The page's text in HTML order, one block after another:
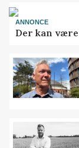
ANNONCE
Der kan